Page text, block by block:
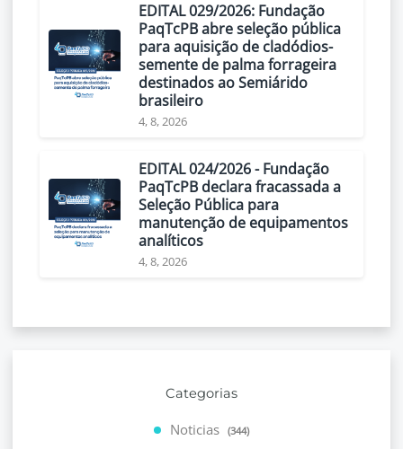
EDITAL 029/2026: Fundação
PaqTcPB abre seleção pública
para aquisição de cladódios-
semente de palma forrageira
destinados ao Semiárido
brasileiro
4, 8, 2026
EDITAL 024/2026 - Fundação
PaqTcPB declara fracassada a
Seleção Pública para
manutenção de equipamentos
analíticos
4, 8, 2026
Categorias
Noticias (344)